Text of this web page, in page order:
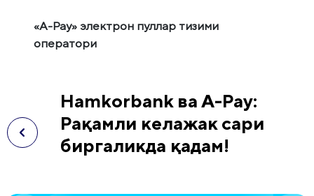
«А-Pay» электрон пуллар тизими
оператори
Hamkorbank ва А-Pay:
Рақамли келажак сари
биргаликда қадам!